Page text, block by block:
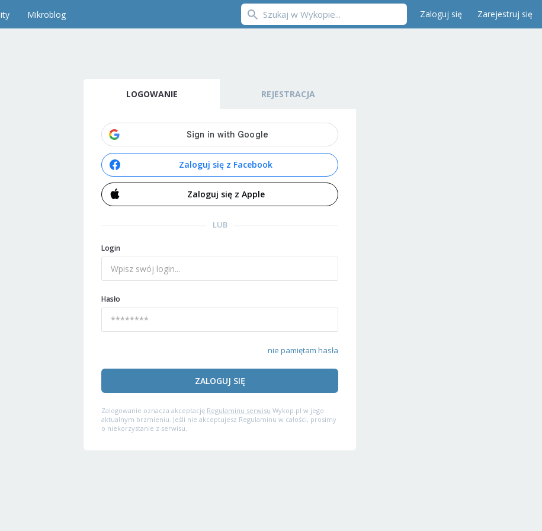
Mikroblog Zaloguj się Zarejestruj się
LOGOWANIE REJESTRACJA
Zaloguj się z Facebook
Zaloguj się z Apple
LUB
Login
Hasło
nie pamiętam hasła
ZALOGUJ SIĘ
Zalogowanie oznacza akceptację Regulaminu serwisu Wykop.pl w jego
aktualnym brzmieniu. Jeśli nie akceptujesz Regulaminu w całości, prosimy
o niekorzystanie z serwisu.